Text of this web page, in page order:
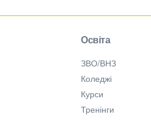
Освіта
ЗВО/ВНЗ
Коледжі
Курси
Тренінги